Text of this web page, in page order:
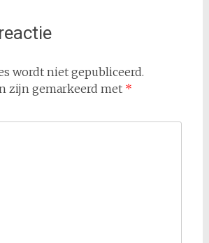
wordt niet gepubliceerd.
zijn gemarkeerd met *